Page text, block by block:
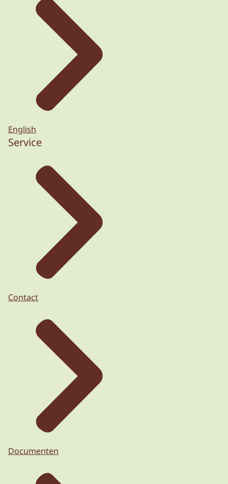
English
Service
Contact
Documenten